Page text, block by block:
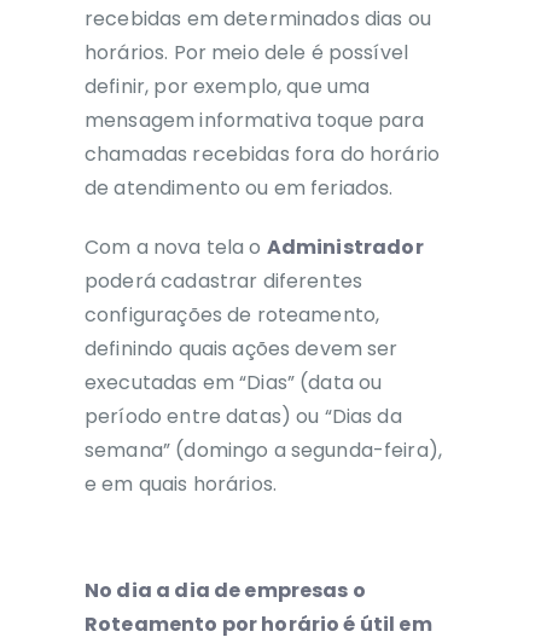
recebidas em determinados dias ou
horários. Por meio dele é possível
definir, por exemplo, que uma
mensagem informativa toque para
chamadas recebidas fora do horário
de atendimento ou em feriados.
Com a nova tela o Administrador
poderá cadastrar diferentes
configurações de roteamento,
definindo quais ações devem ser
executadas em “Dias” (data ou
período entre datas) ou “Dias da
semana” (domingo a segunda-feira),
e em quais horários.
No dia a dia de empresas o
Roteamento por horário é útil em